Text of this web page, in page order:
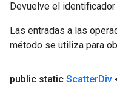
Devuelve el
Las entradas a las
método se utiliza para
public static ScatterDiv